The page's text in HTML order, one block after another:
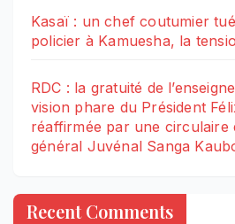
Kasaï : un chef coutumier
policier à Kamuesha, la
RDC : la gratuité de
vision phare du Président
réaffirmée par une circulaire
général Juvénal Sanga
Recent Comments